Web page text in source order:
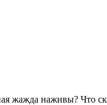
жажда наживы?